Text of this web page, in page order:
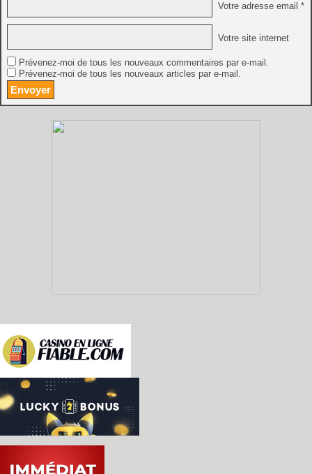
Votre adresse email *
Votre site internet
Prévenez-moi de tous les nouveaux commentaires par e-mail.
Prévenez-moi de tous les nouveaux articles par e-mail.